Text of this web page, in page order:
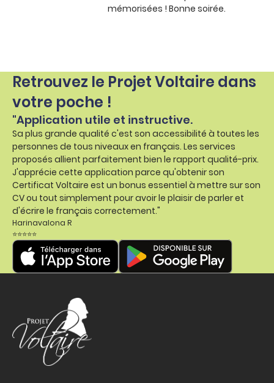
mémorisées ! Bonne soirée.
Retrouvez le Projet Voltaire dans
votre poche !
"Application utile et instructive.
Sa plus grande qualité c'est son accessibilité à toutes les
personnes de tous niveaux en français. Les services
proposés allient parfaitement bien le rapport qualité-prix.
J'apprécie cette application parce qu'obtenir son
Certificat Voltaire est un bonus essentiel à mettre sur son
CV ou tout simplement pour avoir le plaisir de parler et
d'écrire le français correctement."
Harinavalona R
⭐⭐⭐⭐⭐